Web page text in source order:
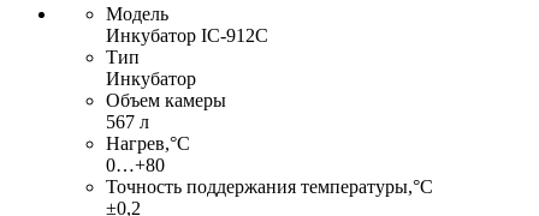
Модель
Инкубатор IC-912C
Тип
Инкубатор
Объем камеры
567 л
Нагрев,°С
0…+80
Точность поддержания температуры,°С
±0,2